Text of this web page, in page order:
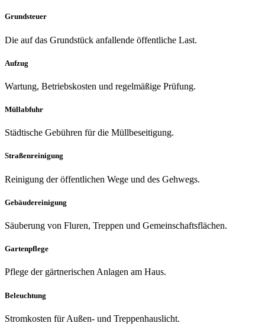
Grundsteuer
Die auf das Grundstück anfallende öffentliche Last.
Aufzug
Wartung, Betriebskosten und regelmäßige Prüfung.
Müllabfuhr
Städtische Gebühren für die Müllbeseitigung.
Straßenreinigung
Reinigung der öffentlichen Wege und des Gehwegs.
Gebäudereinigung
Säuberung von Fluren, Treppen und Gemeinschaftsflächen.
Gartenpflege
Pflege der gärtnerischen Anlagen am Haus.
Beleuchtung
Stromkosten für Außen- und Treppenhauslicht.